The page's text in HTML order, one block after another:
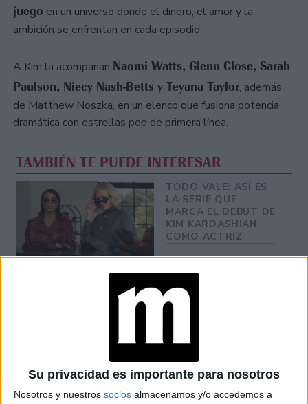
Su privacidad es importante para nosotros
Nosotros y nuestros socios almacenamos y/o accedemos a
juego en un universo donde el dinero, el amor y la
ambición se enfrentan en cada episodio.
A Kim la acompañan Naomi Watts, Glenn Close, Sarah
Paulson, Niecy Nash-Betts y Teyana Taylor, además
de Matthew Noszka, en un elenco que fusiona potencia
dramática con estrellas pop de primera línea.
TAMBIÉN TE PUEDE INTERESAR
TODO VALE: ASÍ ES
LA SERIE QUE
MARCA EL DEBUT DE
KIM KARDASHIAN
COMO ACTRIZ
GABANNA Y SKIMS O
CÓMO ADAPTAR LA
ITALIANA
KIM KARDASHIAN Y
SU ÚLTIMO
SECRETO DE
BELLEZA ANTI-AGE: